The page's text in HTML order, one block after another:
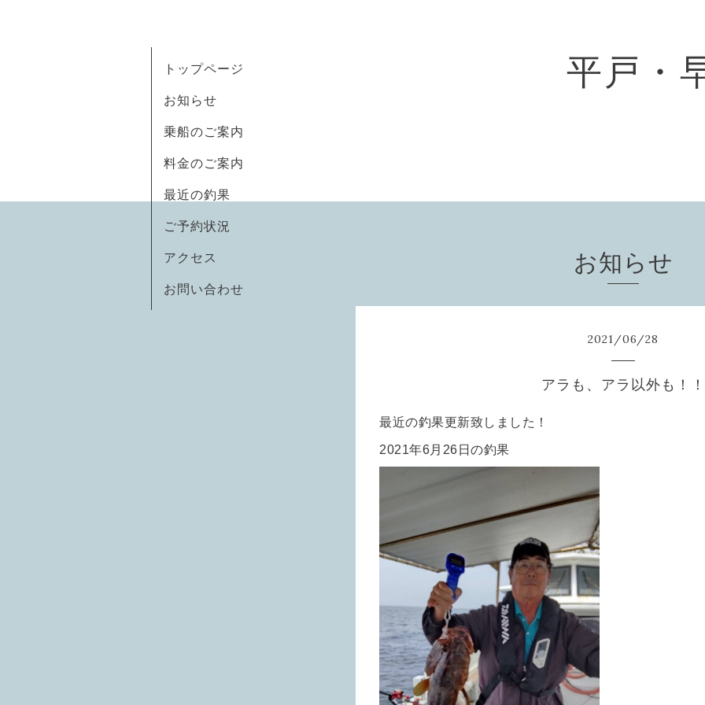
平戸・
トップページ
お知らせ
乗船のご案内
料金のご案内
最近の釣果
ご予約状況
アクセス
お問い合わせ
お知らせ
2021/06/28
アラも、アラ以外も！！
最近の釣果更新致しました！
2021年6月26日の釣果